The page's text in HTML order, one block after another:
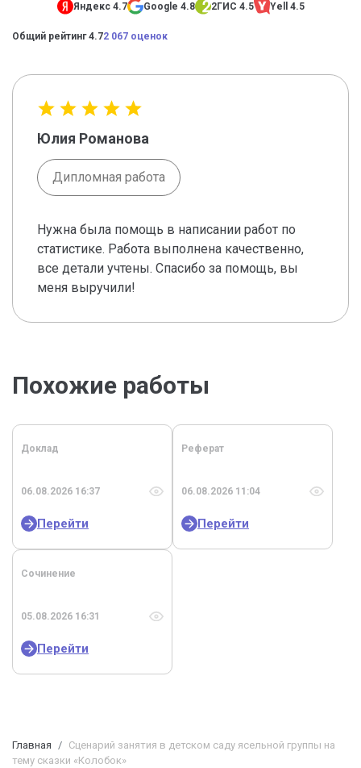
Яндекс 4.7 Google 4.8 2ГИС 4.5 Yell 4.5
Общий рейтинг 4.72 067 оценок
Юлия Романова
Дипломная работа
Нужна была помощь в написании работ по
статистике. Работа выполнена качественно,
все детали учтены. Спасибо за помощь, вы
меня выручили!
Похожие работы
Доклад
06.08.2026 16:37
Перейти
Реферат
06.08.2026 11:04
Перейти
Сочинение
05.08.2026 16:31
Перейти
Главная
Сценарий занятия в детском саду ясельной группы на
тему сказки «Колобок»